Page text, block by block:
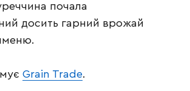
почала
досить гарний врожай
Grain Trade.